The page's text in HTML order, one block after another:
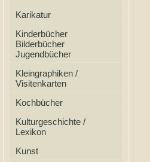
Karikatur
Kinderbücher
Bilderbücher
Jugendbücher
Kleingraphiken /
Visitenkarten
Kochbücher
Kulturgeschichte /
Lexikon
Kunst